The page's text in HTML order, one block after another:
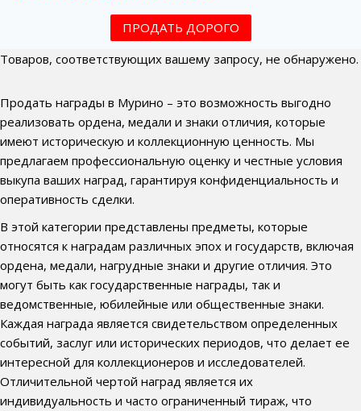
ПРОДАТЬ ДОРОГО
Товаров, соответствующих вашему запросу, не обнаружено.
Продать награды в Мурино – это возможность выгодно
реализовать ордена, медали и знаки отличия, которые
имеют историческую и коллекционную ценность. Мы
предлагаем профессиональную оценку и честные условия
выкупа ваших наград, гарантируя конфиденциальность и
оперативность сделки.
В этой категории представлены предметы, которые
относятся к наградам различных эпох и государств, включая
ордена, медали, нагрудные знаки и другие отличия. Это
могут быть как государственные награды, так и
ведомственные, юбилейные или общественные знаки.
Каждая награда является свидетельством определенных
событий, заслуг или исторических периодов, что делает ее
интересной для коллекционеров и исследователей.
Отличительной чертой наград является их
индивидуальность и часто ограниченный тираж, что